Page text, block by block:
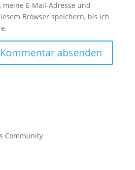
meine E-Mail-Adresse und
Browser speichern, bis ich